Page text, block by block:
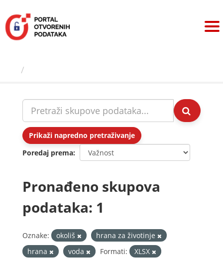
sadržaj
Prikaži napredno pretraživanje
Poredaj prema
Pronađeno skupova
podataka: 1
Oznake: okoliš
hrana za životinje
hrana
voda Formati:
XLSX